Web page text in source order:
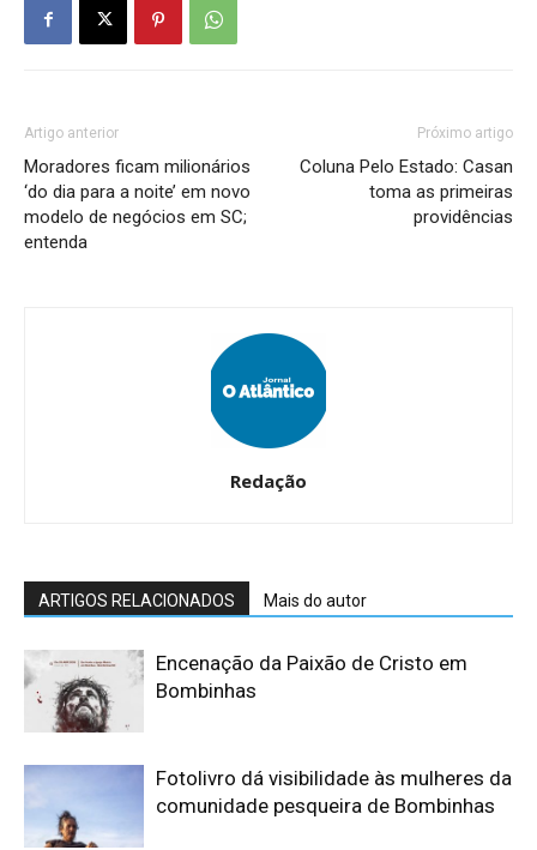
Artigo anterior
Moradores ficam milionários
‘do dia para a noite’ em novo
modelo de negócios em SC;
entenda
Próximo artigo
Coluna Pelo Estado: Casan
toma as primeiras
providências
Redação
ARTIGOS RELACIONADOS Mais do autor
Encenação da Paixão de Cristo em
Bombinhas
Fotolivro dá visibilidade às mulheres da
comunidade pesqueira de Bombinhas